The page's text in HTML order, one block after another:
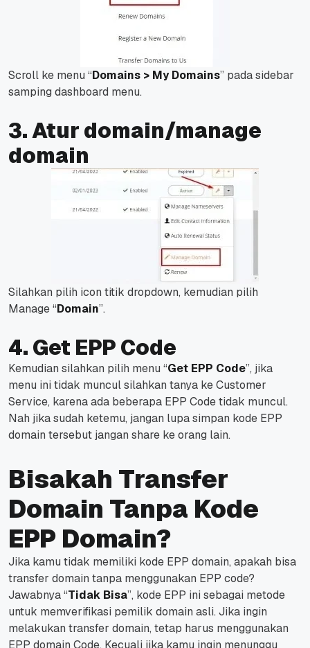
Scroll ke menu “Domains > My Domains” pada sidebar
samping dashboard menu.
3. Atur domain/manage
domain
Silahkan pilih icon titik dropdown, kemudian pilih
Manage “Domain”.
4. Get EPP Code
Kemudian silahkan pilih menu “Get EPP Code”, jika
menu ini tidak muncul silahkan tanya ke Customer
Service, karena ada beberapa EPP Code tidak muncul.
Nah jika sudah ketemu, jangan lupa simpan kode EPP
domain tersebut jangan share ke orang lain.
Bisakah Transfer
Domain Tanpa Kode
EPP Domain?
Jika kamu tidak memiliki kode EPP domain, apakah bisa
transfer domain tanpa menggunakan EPP code?
Jawabnya “Tidak Bisa”, kode EPP ini sebagai metode
untuk memverifikasi pemilik domain asli. Jika ingin
melakukan transfer domain, tetap harus menggunakan
EPP domain Code. Kecuali jika kamu ingin menunggu